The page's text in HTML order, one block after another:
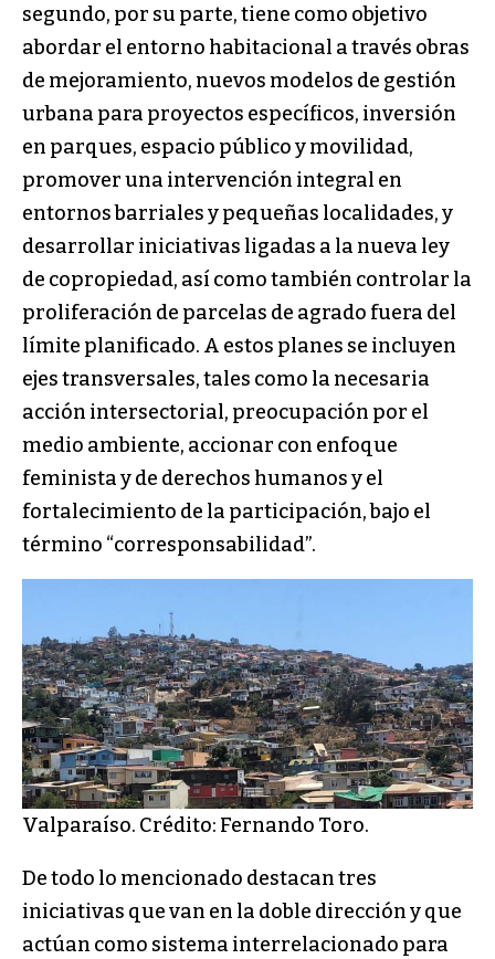
segundo, por su parte, tiene como objetivo
abordar el entorno habitacional a través obras
de mejoramiento, nuevos modelos de gestión
urbana para proyectos específicos, inversión
en parques, espacio público y movilidad,
promover una intervención integral en
entornos barriales y pequeñas localidades, y
desarrollar iniciativas ligadas a la nueva ley
de copropiedad, así como también controlar la
proliferación de parcelas de agrado fuera del
límite planificado. A estos planes se incluyen
ejes transversales, tales como la necesaria
acción intersectorial, preocupación por el
medio ambiente, accionar con enfoque
feminista y de derechos humanos y el
fortalecimiento de la participación, bajo el
término “corresponsabilidad”.
Valparaíso. Crédito: Fernando Toro.
De todo lo mencionado destacan tres
iniciativas que van en la doble dirección y que
actúan como sistema interrelacionado para